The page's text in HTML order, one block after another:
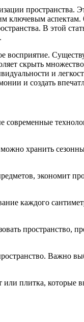
пространства.
ключевым
В этой
скрыть
и
и создать
хранить
экономит
каждого
пространство,
Важно
плитка, которые